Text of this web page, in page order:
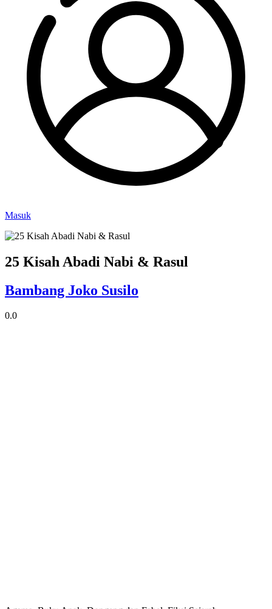
Masuk
25 Kisah Abadi Nabi & Rasul
Bambang Joko Susilo
0.0